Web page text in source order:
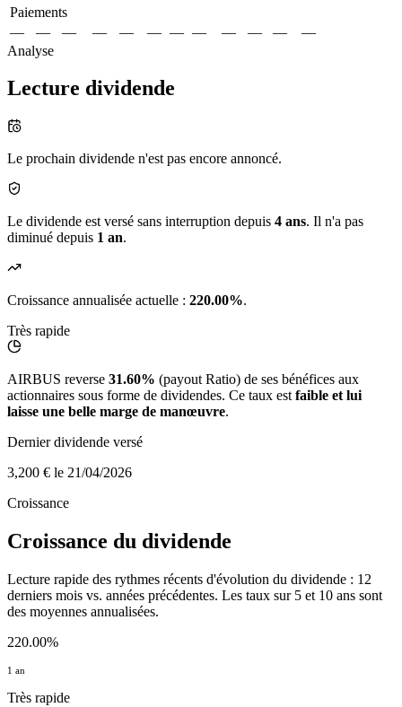
Paiements
—
— — — — — — — — — —
—
Analyse
Lecture dividende
Le prochain dividende n'est pas encore annoncé.
Le dividende est versé sans interruption depuis 4 ans. Il n'a pas
diminué depuis 1 an.
Croissance annualisée actuelle : 220.00%.
Très rapide
AIRBUS reverse 31.60% (payout Ratio) de ses bénéfices aux
actionnaires sous forme de dividendes. Ce taux est faible et lui
laisse une belle marge de manœuvre.
Dernier dividende versé
3,200 € le 21/04/2026
Croissance
Croissance du dividende
Lecture rapide des rythmes récents d'évolution du dividende : 12
derniers mois vs. années précédentes. Les taux sur 5 et 10 ans sont
des moyennes annualisées.
220.00%
1 an
Très rapide